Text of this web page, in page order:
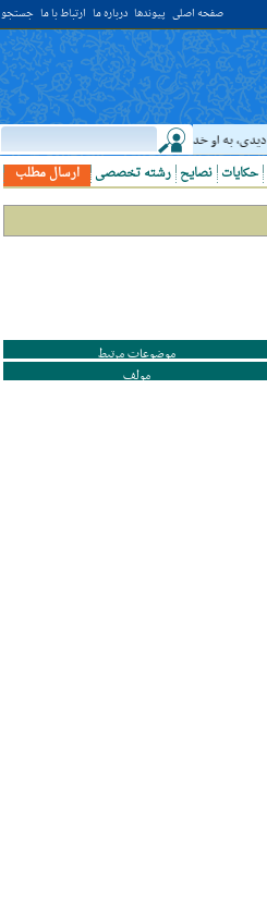
صفحه اصلی پیوندها درباره ما ارتباط با ما جستجو
او خدمت کن. ( غررالحکم ح ۴۰۴۴ )
ارسال مطلب
رشته تخصصی نصایح حکایات
موضوعات مرتبط
مولف